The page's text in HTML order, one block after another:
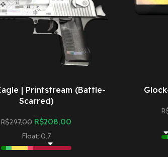
| Printstream (Battle-
Scarred)
R$297,00 R$208,00
Float: 0.7